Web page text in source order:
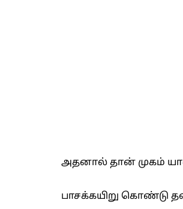
அதனால் தான் முகம்
பாசக்கயிறு கொண்டு